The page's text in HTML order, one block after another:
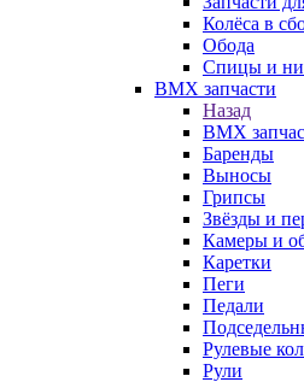
Колёса в
Обода
Спицы и
BMX запчасти
Назад
BMX
Баренды
Выносы
Грипсы
Звёзды и
Камеры и
Каретки
Пеги
Педали
Рулевые
Рули